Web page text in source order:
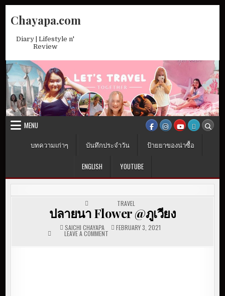
Chayapa.com
Diary | Lifestyle n'
Review
MENU
บทความเก่าๆ
บันทึกประจำวัน ป้ายยาของน่าซื้อ
ENGLISH YOUTUBE
TRAVEL
ปลายนา Flower @ภูเวียง
SAICHI CHAYAPA FEBRUARY 3, 2021
LEAVE A COMMENT ON ปลายนา FLOWER